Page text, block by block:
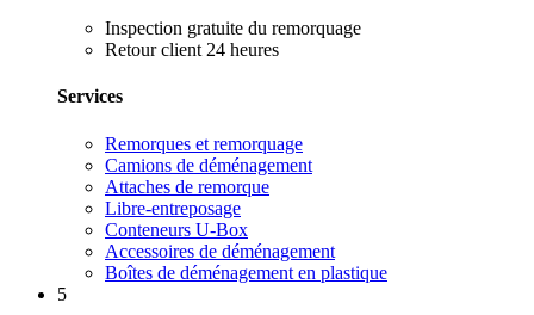
Inspection gratuite du remorquage
Retour client 24 heures
Services
Remorques et remorquage
Camions de déménagement
Attaches de remorque
Libre-entreposage
Conteneurs U-Box
Accessoires de déménagement
Boîtes de déménagement en plastique
5